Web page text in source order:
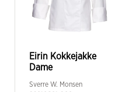
Eirin Kokkejakke
Dame
Sverre W. Monsen